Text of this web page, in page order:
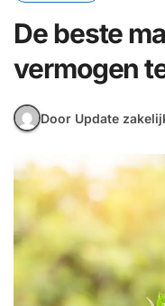
De beste
vermogen
Door Update